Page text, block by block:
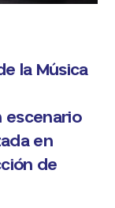
la Música
en
de